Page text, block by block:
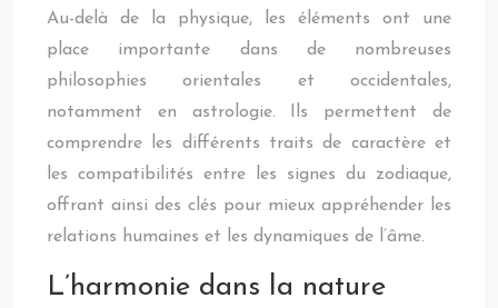
Au-delà de la physique, les éléments ont une
place importante dans de nombreuses
philosophies orientales et occidentales,
notamment en astrologie. Ils permettent de
comprendre les différents traits de caractère et
les compatibilités entre les signes du zodiaque,
offrant ainsi des clés pour mieux appréhender les
relations humaines et les dynamiques de l’âme.
L’harmonie dans la nature